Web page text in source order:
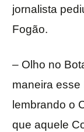
jornalista
Fogão.
– Olho no
maneira
lembrando o
que aquele